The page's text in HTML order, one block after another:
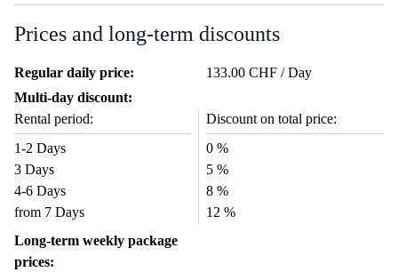
Prices and long-term discounts
Regular daily price:
133.00 CHF / Day
Multi-day discount:
Rental period:
Discount on total price:
1-2 Days
0 %
3 Days
5 %
4-6 Days
8 %
from 7 Days
12 %
Long-term weekly package
prices: